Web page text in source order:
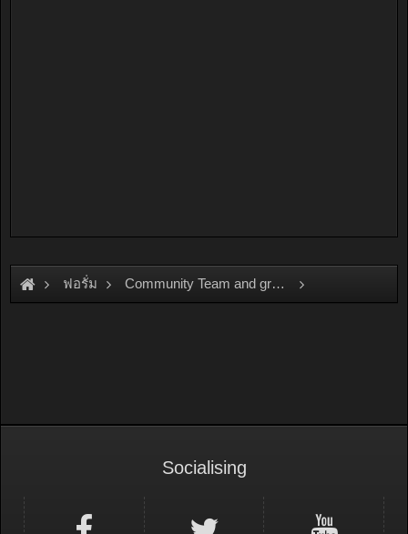
ฟอรั่ม Community Team and group
Socialising